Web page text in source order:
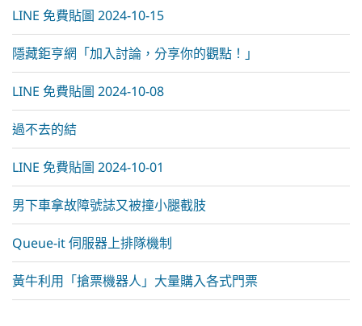
LINE 免費貼圖 2024-10-15
隱藏鉅亨網「加入討論，分享你的觀點！」
LINE 免費貼圖 2024-10-08
過不去的結
LINE 免費貼圖 2024-10-01
男下車拿故障號誌又被撞小腿截肢
Queue-it 伺服器上排隊機制
黃牛利用「搶票機器人」大量購入各式門票